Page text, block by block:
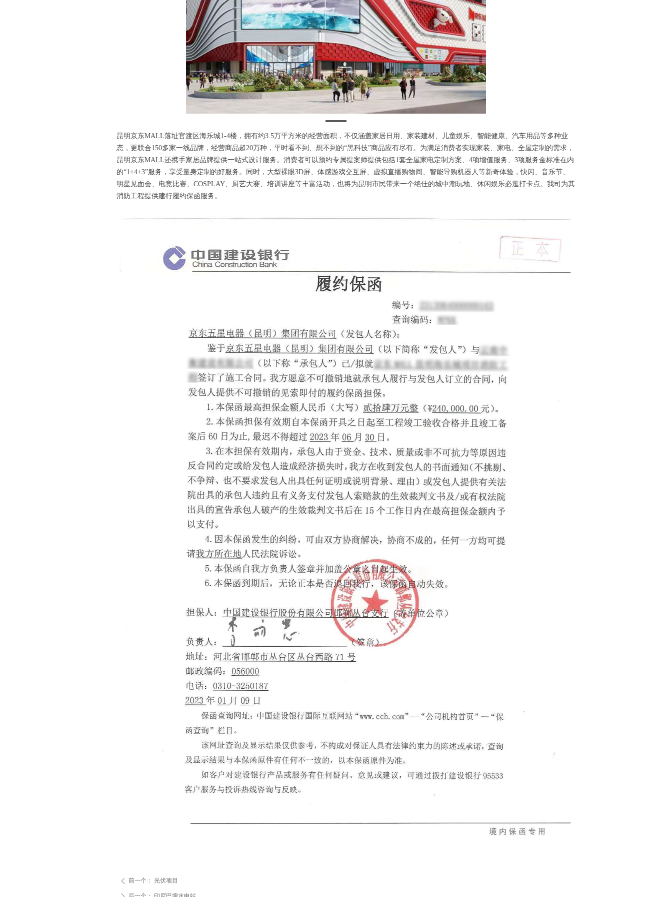
昆明京东MALL落址官渡区海乐城1-4楼，拥有约3.5万平方米的经营面积，不仅涵盖家居日用、家装建材、儿童娱乐、智能健康、汽车用品等多种业
态，更联合150多家一线品牌，经营商品超20万种，平时看不到、想不到的“黑科技”商品应有尽有。为满足消费者实现家装、家电、全屋定制的需求，
昆明京东MALL还携手家居品牌提供一站式设计服务。消费者可以预约专属提案师提供包括1套全屋家电定制方案、4项增值服务、3项服务金标准在内
的“1+4+3”服务，享受量身定制的好服务。同时，大型裸眼3D屏、体感游戏交互屏、虚拟直播购物间、智能导购机器人等新奇体验，快闪、音乐节、
明星见面会、电竞比赛、COSPLAY、厨艺大赛、培训讲座等丰富活动，也将为昆明市民带来一个绝佳的城中潮玩地、休闲娱乐必逛打卡点。我司为其
消防工程提供建行履约保函服务。
ꄴ 前一个： 光伏项目